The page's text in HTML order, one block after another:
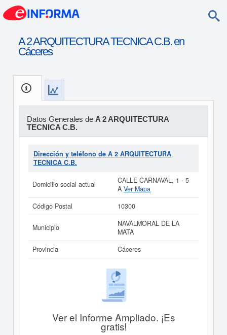
A 2 ARQUITECTURA TECNICA C.B. en
Cáceres
Datos Generales de A 2 ARQUITECTURA
TECNICA C.B.
Dirección y teléfono de A 2 ARQUITECTURA
TECNICA C.B.
Domicilio social actual
CALLE CARNAVAL, 1 - 5
A Ver Mapa
Código Postal
10300
Municipio
NAVALMORAL DE LA
MATA
Provincia
Cáceres
Ver el Informe Ampliado. ¡Es
gratis!